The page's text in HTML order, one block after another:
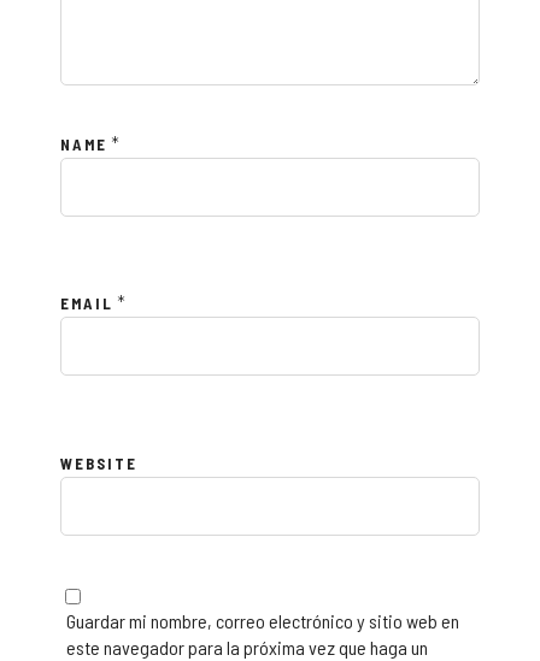
NAME *
EMAIL *
WEBSITE
Guardar mi nombre, correo electrónico y sitio web en
este navegador para la próxima vez que haga un